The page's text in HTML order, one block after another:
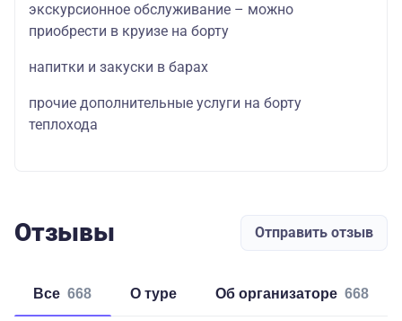
экскурсионное обслуживание – можно
приобрести в круизе на борту
напитки и закуски в барах
прочие дополнительные услуги на борту
теплохода
Отзывы Отправить отзыв
Все 668 о туре об организаторе 668